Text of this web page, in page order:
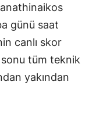
günü saat
canlı skor
tüm teknik
yakından